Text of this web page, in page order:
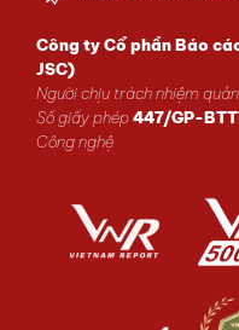
Công ty Cổ phần Báo
JSC)
Người chịu trách nhiệm
Số giấy phép447/GP-
Công nghệ